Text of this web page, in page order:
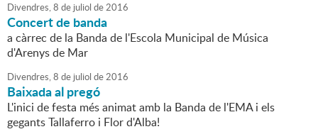
Divendres,8 de juliol de2016
Concert de banda
a càrrec de la Banda de l'Escola Municipal de Música
d'Arenys de Mar
Divendres,8 de juliol de2016
Baixada al pregó
L'inici de festa més animat amb la Banda de l'EMA i els
gegants Tallaferro i Flor d'Alba!